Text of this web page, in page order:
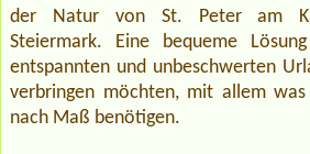
der Natur von St. Peter am
Steiermark. Eine bequeme
entspannten und unbeschwerten
verbringen möchten, mit allem
nach Maß benötigen.